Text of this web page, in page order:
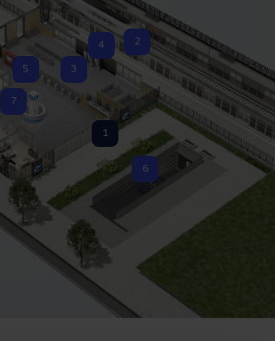
1
2
3
4
5
6
7